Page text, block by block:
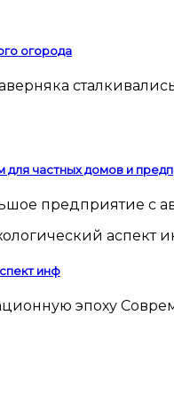
огорода
частных домов и
предприятие с
инф